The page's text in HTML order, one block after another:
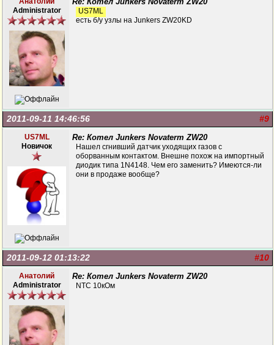
Administrator
US7ML
есть б/у узлы на Junkers ZW20KD
#9
2011-09-11 14:46:56
US7ML
Новичок
Re: Котел Junkers Novaterm ZW20
Нашел сгнивший датчик уходящих газов с
оборванным контактом. Внешне похож на импортный
диодик типа 1N4148. Чем его заменить? Имеются-ли
они в продаже вообще?
#10
2011-09-12 01:13:22
Анатолий
Administrator
Re: Котел Junkers Novaterm ZW20
NTC 10кОм